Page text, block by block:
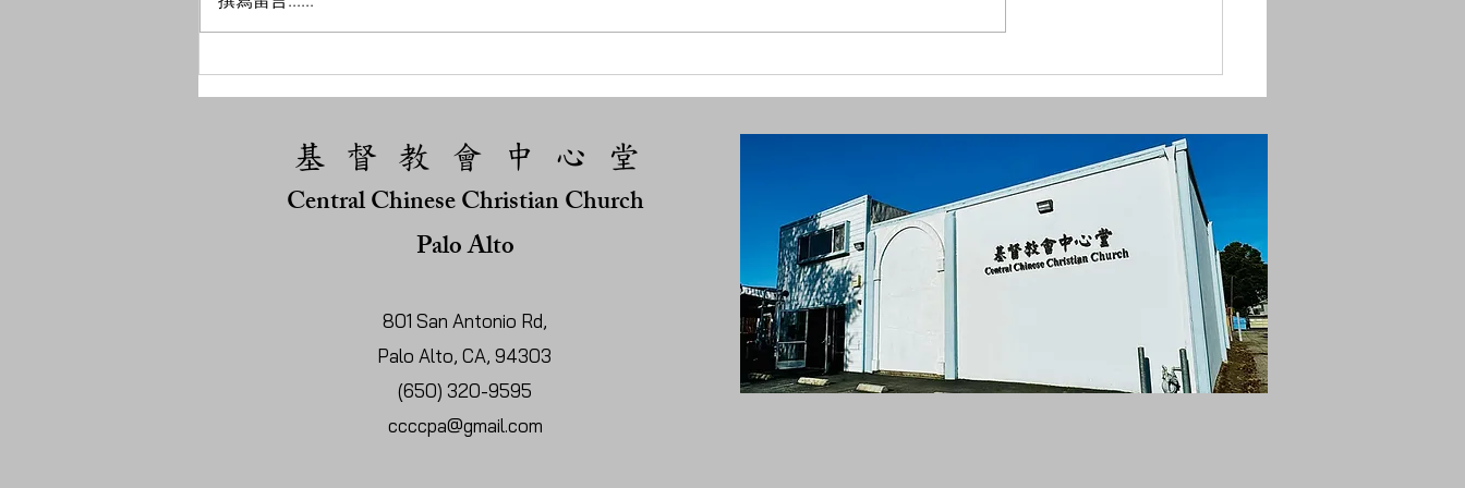
02 主耶穌在哪裡？
Central Chinese Christian Church
Palo Alto
基 督 教 會 中 心 堂
801 San Antonio Rd,
Palo Alto, CA, 94303
(650) 320-9595
ccccpa@gmail.com